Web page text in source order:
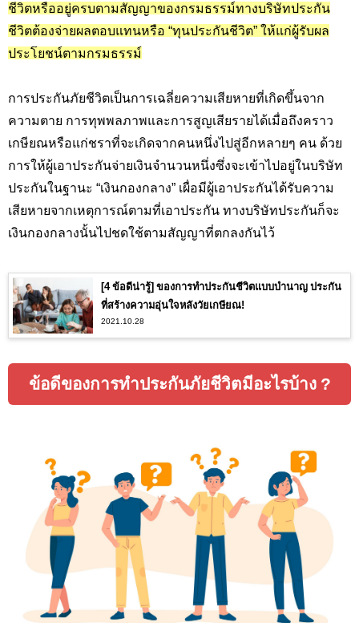
ชีวิตหรืออยู่ครบตามสัญญาของกรมธรรม์ทางบริษัทประกัน
ชีวิตต้องจ่ายผลตอบแทนหรือ “ทุนประกันชีวิต” ให้แก่ผู้รับผล
ประโยชน์ตามกรมธรรม์
การประกันภัยชีวิตเป็นการเฉลี่ยความเสียหายที่เกิดขึ้นจาก
ความตาย การทุพพลภาพและการสูญเสียรายได้เมื่อถึงคราว
เกษียณหรือแก่ชราที่จะเกิดจากคนหนึ่งไปสู่อีกหลายๆ คน ด้วย
การให้ผู้เอาประกันจ่ายเงินจำนวนหนึ่งซึ่งจะเข้าไปอยู่ในบริษัท
ประกันในฐานะ “เงินกองกลาง” เผื่อมีผู้เอาประกันได้รับความ
เสียหายจากเหตุการณ์ตามที่เอาประกัน ทางบริษัทประกันก็จะ
เงินกองกลางนั้นไปชดใช้ตามสัญญาที่ตกลงกันไว้
[4 ข้อดีน่ารู้] ของการทำประกันชีวิตแบบบำนาญ ประกัน
ที่สร้างความอุ่นใจหลังวัยเกษียณ!
2021.10.28
ข้อดีของการทำประกันภัยชีวิตมีอะไรบ้าง ?